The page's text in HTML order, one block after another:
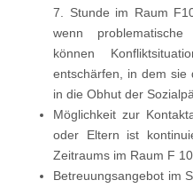
7. Stunde im Raum
wenn
können
entschärfen, in dem sie
in die Obhut der
Möglichkeit zur
oder Eltern ist
Zeitraums im Raum F
Betreuungsangebot im